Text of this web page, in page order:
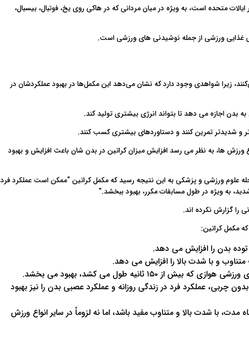
متحده است، به ویژه در میان مردانی که در هاکی روی یخ، فوتبال، بیسبال،
غذایی ورزشی از جمله نوشیدنی های ورزشی است.
زیرا شواهدی وجود دارد که نشان می‌دهد این مکمل‌ها در بهبود عملکردشان در
بدن اجازه می دهد تا بتواند انرژی بیشتری تولید کند.
و شدیدتر تمرین کنند و دستاوردهای بیشتری کسب کنند.
ورزش ها، به نظر می رسد افزایش میزان کراتین در بدن شان باعث افزایش و بهبود
در مجله علوم ورزشی و پزشکی به این نتیجه رسید که مکمل کراتین “ممکن است عملکرد فرد
به ویژه در طول مسابقات مکرر، بهبود ببخشد.”
را گزارش نکرده اند.
توده بدن را افزایش می دهد.
و با شدت بالا را افزایش می دهد.
از ۱۵۰ ثانیه طول می کشد، بهبود می بخشد.
چربی، عملکرد فرد در زندگی روزانه و عملکرد عصبی بدن را نیز بهبود
مدت، با شدت بالا و متناوب مفید باشد، اما نه لزوماً در سایر انواع ورزش